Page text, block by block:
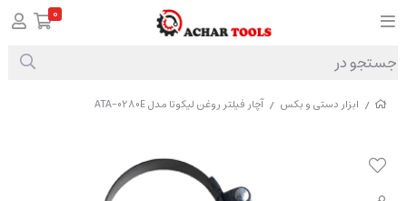
/ ابزار دستی و بکس / آچار فیلتر روغن لیکوتا مدل ATA-0280E
0